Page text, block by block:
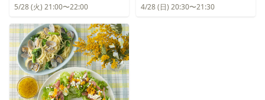
5/28 (火) 21:00〜22:00 4/28 (日) 20:30〜21:30